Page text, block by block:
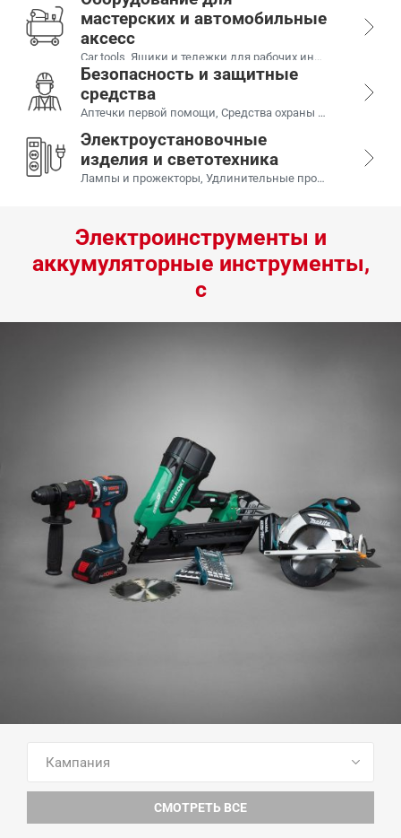
мастерских и автомобильные
аксесс
Car tools, Ящики и тележки для рабочих инструментов, Гаражное оборудование, Смазочные материалы и химия для автомобилей, Transportation accessories, Пневмотехника, Принадлежности к пневмотехнике, Полировальные инструменты, Аварийное оборудование для автомобилей
Безопасность и защитные
средства
Аптечки первой помощи, Средства охраны труда, Рабочая одежда, Обувь, Перчатки, Ленты безопасности, Таблички
Электроустановочные
изделия и светотехника
Лампы и прожекторы, Удлинительные провода, Комбинированная распределительная коробка, Розетки, Кабельные стяжки, Ключ для шкафа управления, наконечников проводов
Электроинструменты и
аккумуляторные инструменты,
с
ПОСМОТРЕТЬ ВСЕ ТОВАРЫ
СМОТРЕТЬ ВСЕ